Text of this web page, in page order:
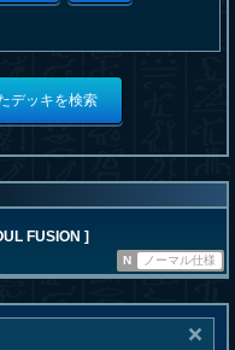
デッキを検索
FUSION ]
N ノーマル仕様